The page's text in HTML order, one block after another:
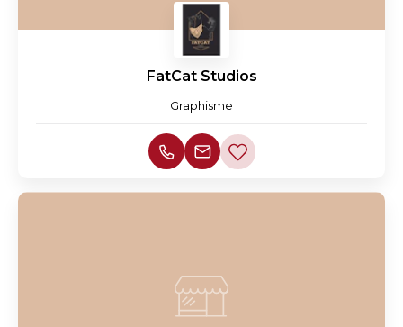
FatCat Studios
Graphisme